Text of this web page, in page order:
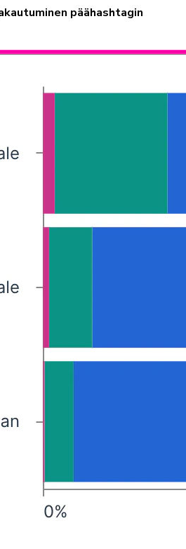
päähashtagin